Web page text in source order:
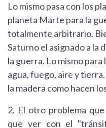
Lo mismo pasa con los
planeta Marte para la
totalmente arbitrario.
Saturno el asignado a la
la guerra. Lo mismo
agua, fuego, aire y
la madera como hacen
2. El otro problema
que ver con el